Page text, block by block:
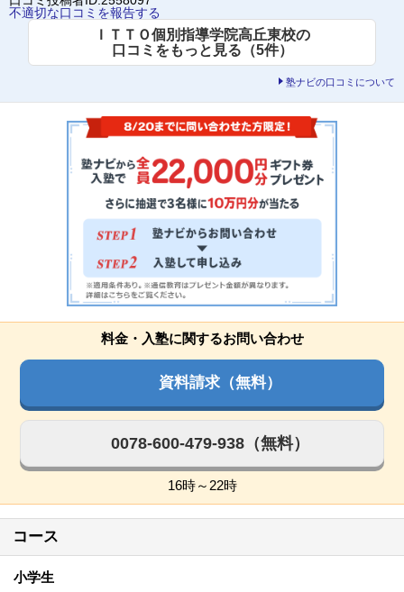
不適切な口コミを報告する
ＩＴＴＯ個別指導学院高丘東校の
口コミをもっと見る（5件）
塾ナビの口コミについて
料金・入塾に関するお問い合わせ
資料請求（無料）
0078-600-479-938（無料）
16時～22時
コース
小学生